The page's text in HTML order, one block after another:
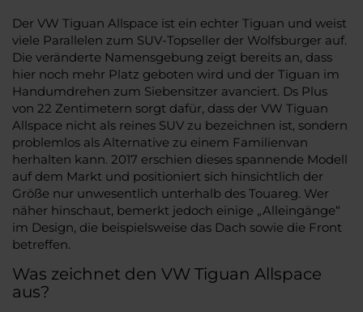
Der VW Tiguan Allspace ist ein echter Tiguan und weist
viele Parallelen zum SUV-Topseller der Wolfsburger auf.
Die veränderte Namensgebung zeigt bereits an, dass
hier noch mehr Platz geboten wird und der Tiguan im
Handumdrehen zum Siebensitzer avanciert. Ds Plus
von 22 Zentimetern sorgt dafür, dass der VW Tiguan
Allspace nicht als reines SUV zu bezeichnen ist, sondern
problemlos als Alternative zu einem Familienvan
herhalten kann. 2017 erschien dieses spannende Modell
auf dem Markt und positioniert sich hinsichtlich der
Größe nur unwesentlich unterhalb des Touareg. Wer
näher hinschaut, bemerkt jedoch einige „Alleingänge“
im Design, die beispielsweise das Dach sowie die Front
betreffen.
Was zeichnet den VW Tiguan Allspace
aus?